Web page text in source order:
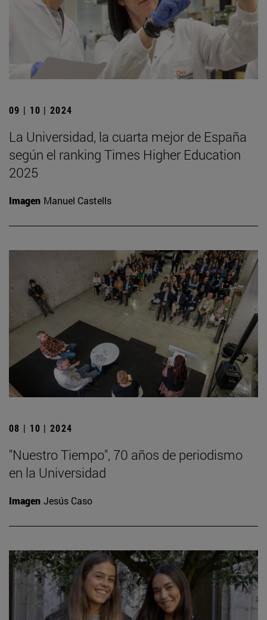
09 | 10 | 2024
La Universidad, la cuarta mejor de España
según el ranking Times Higher Education
2025
Imagen Manuel Castells
08 | 10 | 2024
"Nuestro Tiempo", 70 años de periodismo
en la Universidad
Imagen Jesús Caso